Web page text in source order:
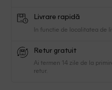
Livrare rapidă
In functie de localitatea de
Retur gratuit
Ai termen 14 zile de la
retur.